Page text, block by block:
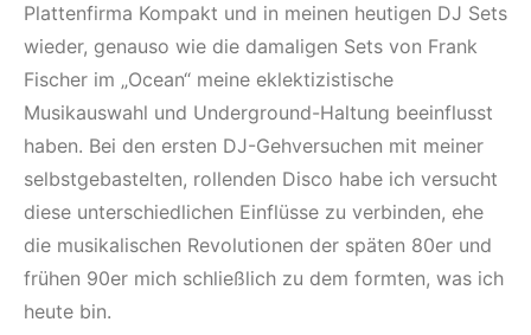
Plattenfirma Kompakt und in meinen heutigen DJ Sets
wieder, genauso wie die damaligen Sets von Frank
Fischer im „Ocean“ meine eklektizistische
Musikauswahl und Underground-Haltung beeinflusst
haben. Bei den ersten DJ-Gehversuchen mit meiner
selbstgebastelten, rollenden Disco habe ich versucht
diese unterschiedlichen Einflüsse zu verbinden, ehe
die musikalischen Revolutionen der späten 80er und
frühen 90er mich schließlich zu dem formten, was ich
heute bin.